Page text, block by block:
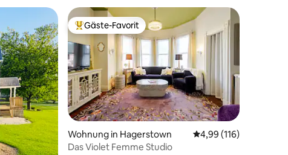
9 Bewertungen
Beliebter Gäste-Favorit.
Gäste-Favorit
Wohnung in Hagerstown Durchschnittliche
4,99 (116)
Das Violet Femme Studio